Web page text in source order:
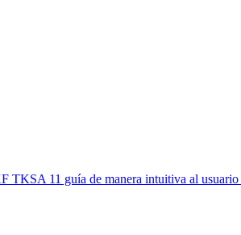
11 guía de manera intuitiva al usuario